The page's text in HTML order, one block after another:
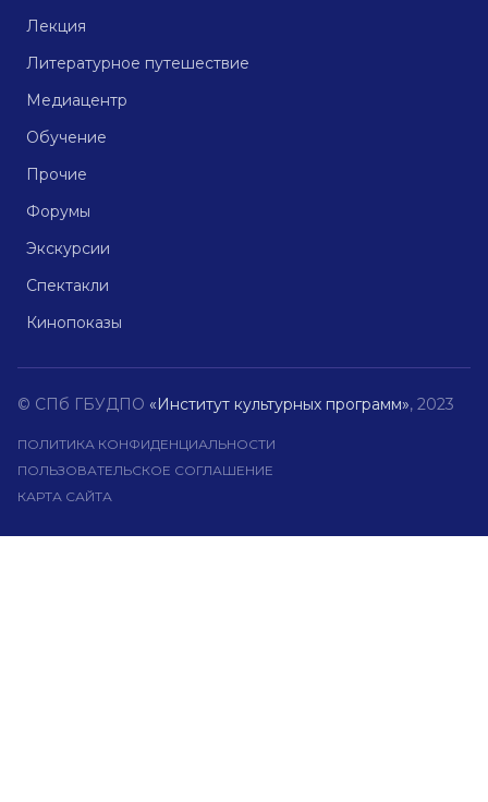
Лекция
Литературное путешествие
Медиацентр
Обучение
Прочие
Форумы
Экскурсии
Спектакли
Кинопоказы
© СПб ГБУДПО «Институт культурных программ», 2023
ПОЛИТИКА КОНФИДЕНЦИАЛЬНОСТИ
ПОЛЬЗОВАТЕЛЬСКОЕ СОГЛАШЕНИЕ
КАРТА САЙТА